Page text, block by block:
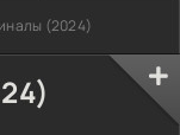
(2024)